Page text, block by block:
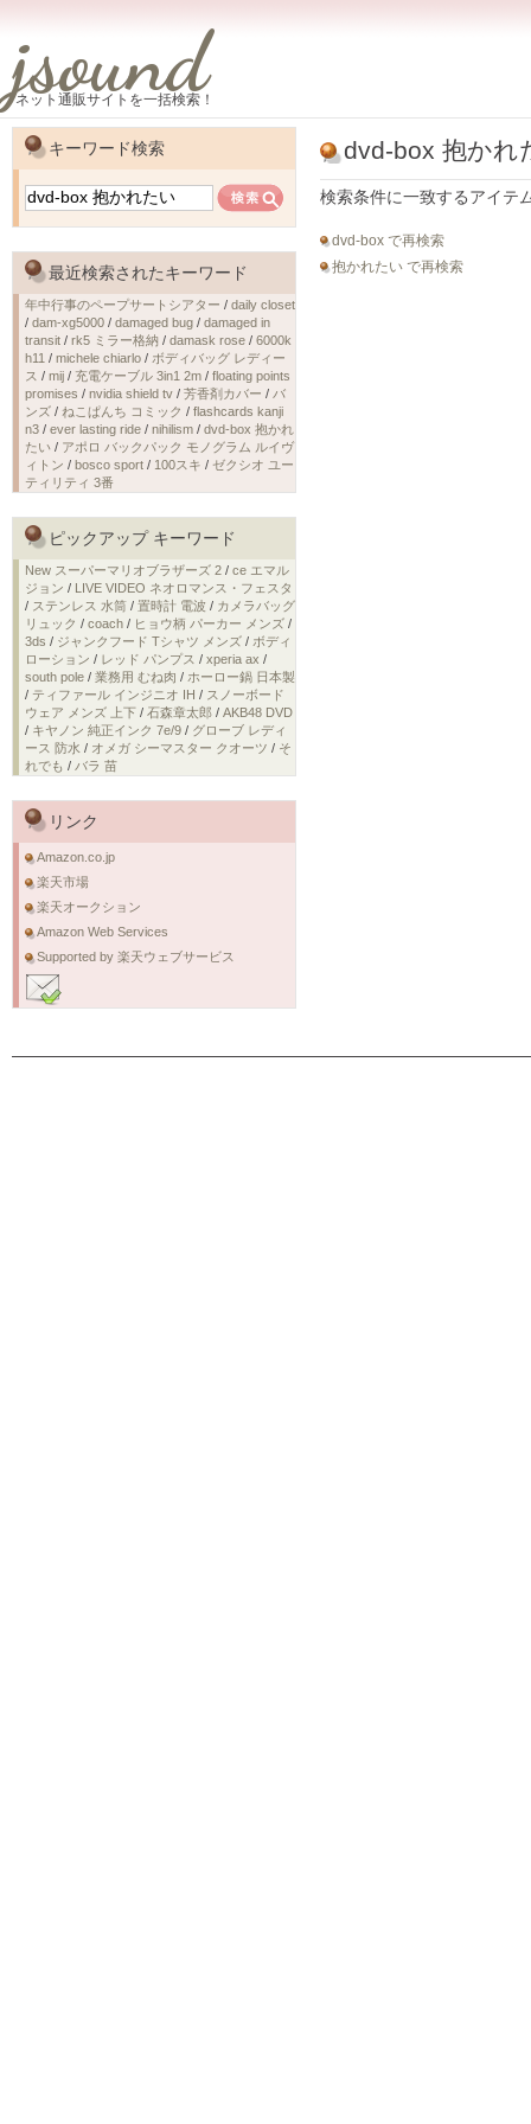
jsound
ネット通販サイトを一括検索！
dvd-box 抱かれ
検索条件に一致するアイテ
dvd-box で再検索
抱かれたい で再検索
キーワード検索
最近検索されたキーワード
年中行事のペープサートシアター / daily closet
/ dam-xg5000 / damaged bug / damaged in
transit / rk5 ミラー格納 / damask rose / 6000k
h11 / michele chiarlo / ボディバッグ レディー
ス / mij / 充電ケーブル 3in1 2m / floating points
promises / nvidia shield tv / 芳香剤カバー / バ
ンズ / ねこぱんち コミック / flashcards kanji
n3 / ever lasting ride / nihilism / dvd-box 抱かれ
たい / アポロ バックパック モノグラム ルイヴ
ィトン / bosco sport / 100スキ / ゼクシオ ユー
ティリティ 3番
ピックアップ キーワード
New スーパーマリオブラザーズ 2 / ce エマル
ジョン / LIVE VIDEO ネオロマンス・フェスタ
/ ステンレス 水筒 / 置時計 電波 / カメラバッグ
リュック / coach / ヒョウ柄 パーカー メンズ /
3ds / ジャンクフード Tシャツ メンズ / ボディ
ローション / レッド パンプス / xperia ax /
south pole / 業務用 むね肉 / ホーロー鍋 日本製
/ ティファール インジニオ IH / スノーボード
ウェア メンズ 上下 / 石森章太郎 / AKB48 DVD
/ キヤノン 純正インク 7e/9 / グローブ レディ
ース 防水 / オメガ シーマスター クオーツ / そ
れでも / バラ 苗
リンク
Amazon.co.jp
楽天市場
楽天オークション
Amazon Web Services
Supported by 楽天ウェブサービス